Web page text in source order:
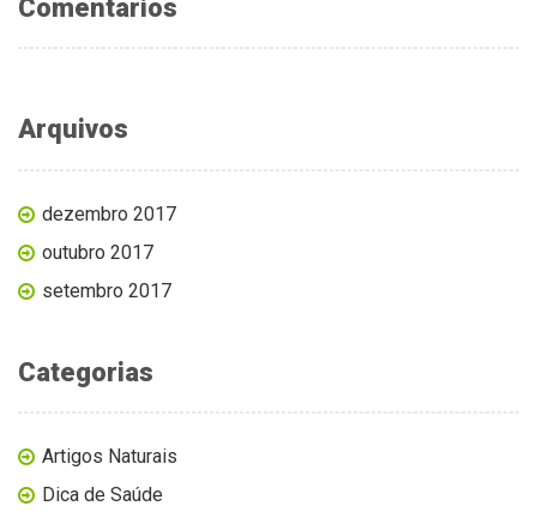
Comentários
Arquivos
dezembro 2017
outubro 2017
setembro 2017
Categorias
Artigos Naturais
Dica de Saúde